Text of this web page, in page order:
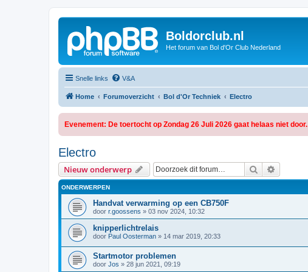
Boldorclub.nl
Het forum van Bol d'Or Club Nederland
Snelle links V&A
Home Forumoverzicht Bol d'Or Techniek Electro
Evenement: De toertocht op Zondag 26 Juli 2026 gaat helaas niet door.
Electro
Nieuw onderwerp Zoek
ONDERWERPEN
Handvat verwarming op een CB750F
door r.goossens » 03 nov 2024, 10:32
knipperlichtrelais
door Paul Oosterman » 14 mar 2019, 20:33
Startmotor problemen
door Jos » 28 jun 2021, 09:19